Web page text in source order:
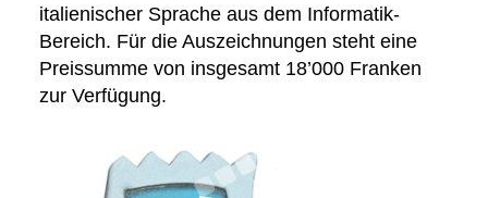
italienischer Sprache aus dem Informatik-
Bereich. Für die Auszeichnungen steht eine
Preissumme von insgesamt 18’000 Franken
zur Verfügung.